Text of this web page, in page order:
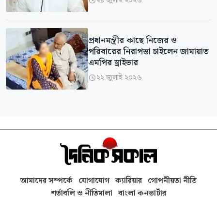
প্রধানমন্ত্রীর কাছে নিজের ও
পরিবারের নিরাপত্তা চাইলেন জামায়াত
এমপির ড্রাইভার
২২ জুলাই ২০২৬
আমাদের সম্পর্কে যোগাযোগ ক্যারিয়ার গোপনীয়তা নীতি
শর্তাবলি ও নীতিমালা বাংলা কনভার্টার